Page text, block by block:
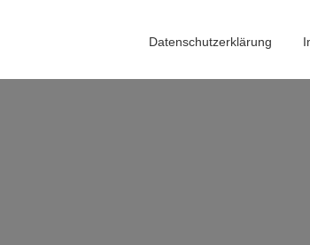
Datenschutzerklärung